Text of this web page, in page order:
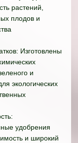
растений,
плодов и
Изготовлены
и
экологических
удобрения
и широкий